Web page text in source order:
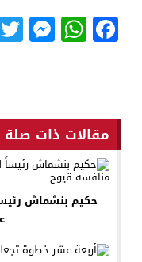
مقالات ذات صلة
حكيم بنشماش